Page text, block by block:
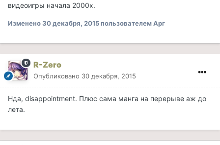
видеоигры начала 2000х.
Изменено30 декабря, 2015пользователем Арг
R-Zero
Опубликовано 30 декабря, 2015
Нда, disappointment. Плюс сама манга на перерыве аж до
лета.